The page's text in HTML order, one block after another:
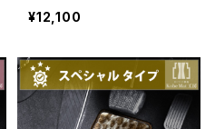
ット一式 カーマット スタ
ンダードタイプ
¥12,100